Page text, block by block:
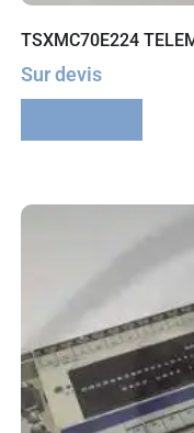
TSXMC70E224
Sur devis